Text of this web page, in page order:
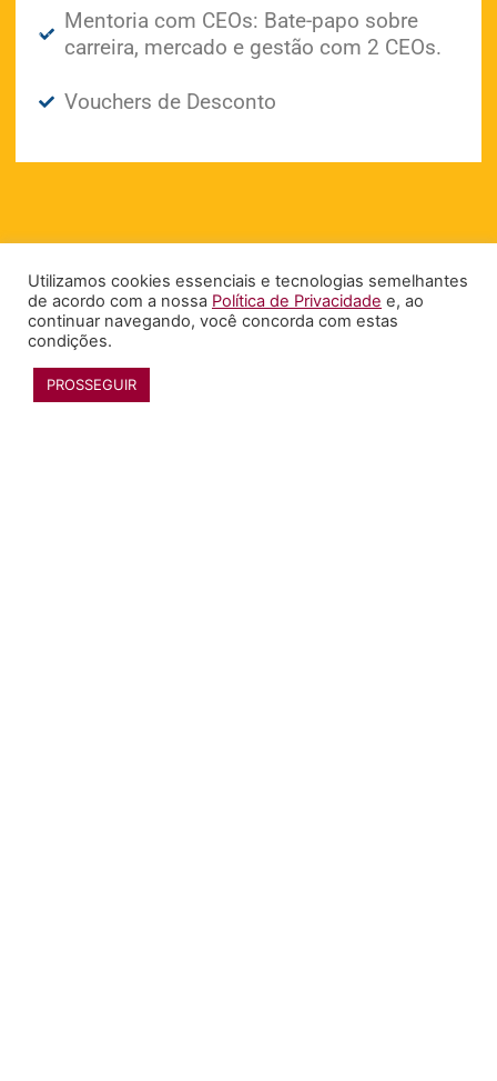
Mentoria com CEOs: Bate-papo sobre
carreira, mercado e gestão com 2 CEOs.
Vouchers de Desconto
3°
COLOCADO
Vouchers de Desconto
Utilizamos cookies essenciais e tecnologias semelhantes
de acordo com a nossa Política de Privacidade e, ao
continuar navegando, você concorda com estas
condições.
PROSSEGUIR